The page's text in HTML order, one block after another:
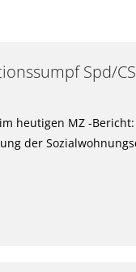
Spd/
heutigen MZ -
der